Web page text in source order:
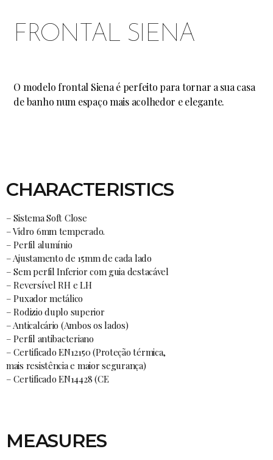
FRONTAL SIENA
O modelo frontal Siena é perfeito para tornar a sua casa
de banho num espaço mais acolhedor e elegante.
CHARACTERISTICS
– Sistema Soft Close
– Vidro 6mm temperado.
– Perfil alumínio
– Ajustamento de 15mm de cada lado
– Sem perfil Inferior com guia destacável
– Reversível RH e LH
– Puxador metálico
– Rodizio duplo superior
– Anticalcário (Ambos os lados)
– Perfil antibacteriano
– Certificado EN12150 (Proteção térmica,
mais resistência e maior segurança)
– Certificado EN14428 (CE
MEASURES